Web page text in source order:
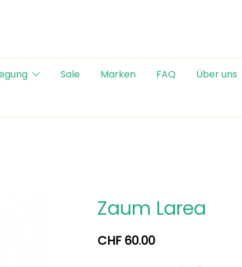
Sale Marken FAQ
Über uns
Zaum Larea
CHF 60.00